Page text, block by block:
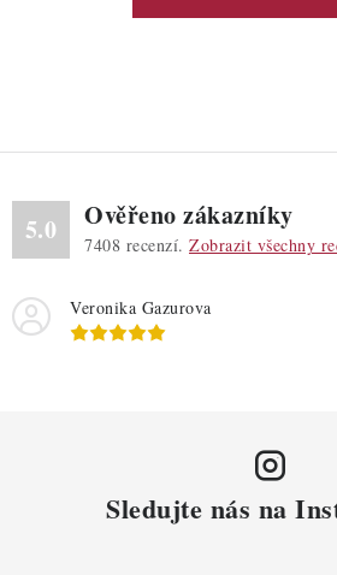
5.0 Ověřeno zákazníky
7408 recenzí. Zobrazit všechny
Veronika Gazurova
Sledujte nás na